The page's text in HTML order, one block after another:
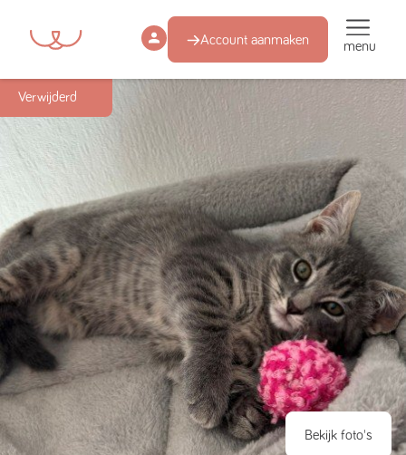
Account aanmaken menu
Succesmatch
Verwijderd
Bekijk foto's